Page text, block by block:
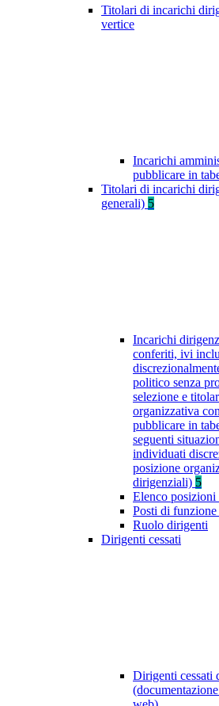
Titolari di incarichi
vertice
Incarichi
pubblicare in
Titolari di incarichi
generali) 5
Incarichi
conferiti, ivi
politico senza
selezione e
organizzativa
pubblicare in
seguenti
individuati
posizione
dirigenziali) 5
Elenco
Posti di
Ruolo dirigenti
Dirigenti cessati
Dirigenti cessati